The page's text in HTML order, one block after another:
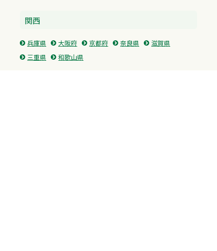
関西
兵庫県 大阪府 京都府 奈良県
滋賀県
三重県
和歌山県